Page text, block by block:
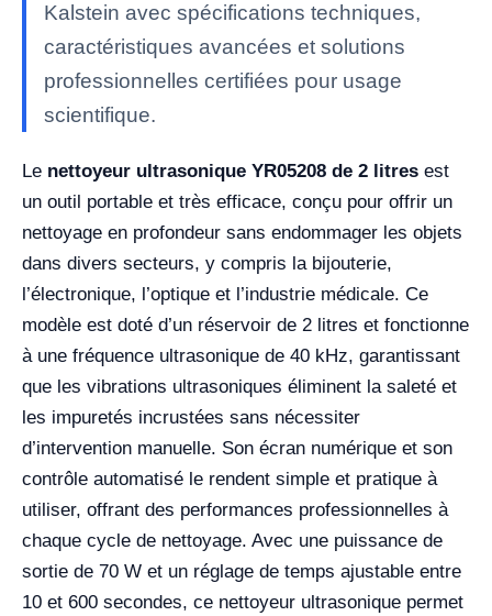
Kalstein avec spécifications techniques,
caractéristiques avancées et solutions
professionnelles certifiées pour usage
scientifique.
Le nettoyeur ultrasonique YR05208 de 2 litres est
un outil portable et très efficace, conçu pour offrir un
nettoyage en profondeur sans endommager les objets
dans divers secteurs, y compris la bijouterie,
l’électronique, l’optique et l’industrie médicale. Ce
modèle est doté d’un réservoir de 2 litres et fonctionne
à une fréquence ultrasonique de 40 kHz, garantissant
que les vibrations ultrasoniques éliminent la saleté et
les impuretés incrustées sans nécessiter
d’intervention manuelle. Son écran numérique et son
contrôle automatisé le rendent simple et pratique à
utiliser, offrant des performances professionnelles à
chaque cycle de nettoyage. Avec une puissance de
sortie de 70 W et un réglage de temps ajustable entre
10 et 600 secondes, ce nettoyeur ultrasonique permet